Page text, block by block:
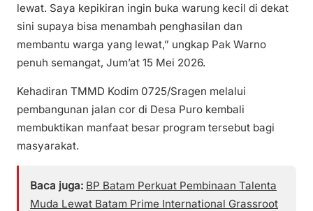
lewat. Saya kepikiran ingin buka warung kecil di dekat
sini supaya bisa menambah penghasilan dan
membantu warga yang lewat,” ungkap Pak Warno
penuh semangat, Jum’at 15 Mei 2026.
Kehadiran TMMD Kodim 0725/Sragen melalui
pembangunan jalan cor di Desa Puro kembali
membuktikan manfaat besar program tersebut bagi
masyarakat.
Baca juga: BP Batam Perkuat Pembinaan Talenta
Muda Lewat Batam Prime International Grassroot